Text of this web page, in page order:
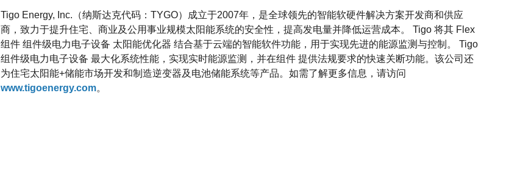
Tigo Energy, Inc.（纳斯达克代码：TYGO）成立于2007年，是全球领先的智能软硬件解决方案开发商和供应
商，致力于提升住宅、商业及公用事业规模太阳能系统的安全性，提高发电量并降低运营成本。 Tigo 将其 Flex
组件 组件级电力电子设备 太阳能优化器 结合基于云端的智能软件功能，用于实现先进的能源监测与控制。 Tigo
组件级电力电子设备 最大化系统性能，实现实时能源监测，并在组件 提供法规要求的快速关断功能。该公司还
为住宅太阳能+储能市场开发和制造逆变器及电池储能系统等产品。如需了解更多信息，请访问
www.tigoenergy.com。